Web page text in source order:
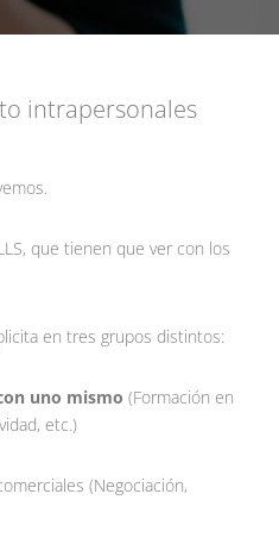
intrapersonales
que tienen que ver con los
en tres grupos distintos:
uno mismo (Formación en
etc.)
(Negociación,